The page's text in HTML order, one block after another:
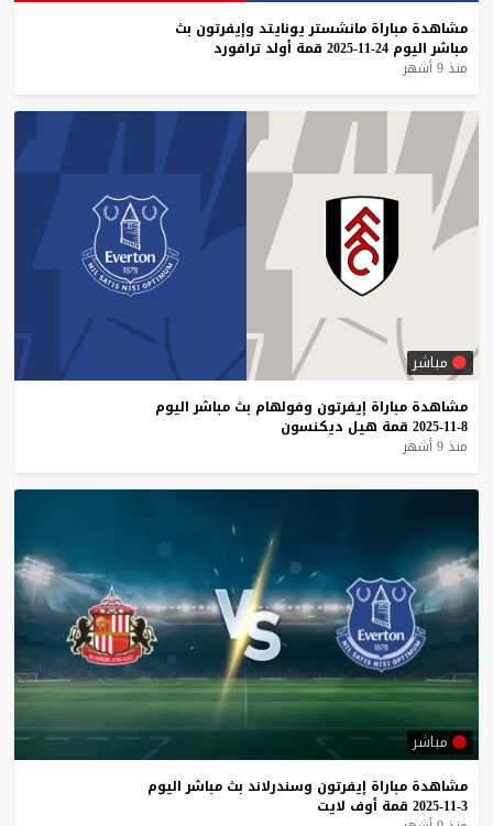
مشاهدة مباراة مانشستر يونايتد وإيفرتون بث
مباشر اليوم 24-11-2025 قمة أولد ترافورد
منذ 9 أشهر
مباشر
مشاهدة مباراة إيفرتون وفولهام بث مباشر اليوم
8-11-2025
قمة هيل ديكنسون
منذ 9 أشهر
مباشر
مشاهدة مباراة إيفرتون وسندرلاند بث مباشر اليوم
3-11-2025
قمة أوف لايت